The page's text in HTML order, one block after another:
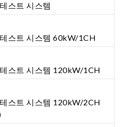
스트 시스템
스트 시스템 60kW/1CH
스트 시스템 120kW/1CH
스트 시스템 120kW/2CH